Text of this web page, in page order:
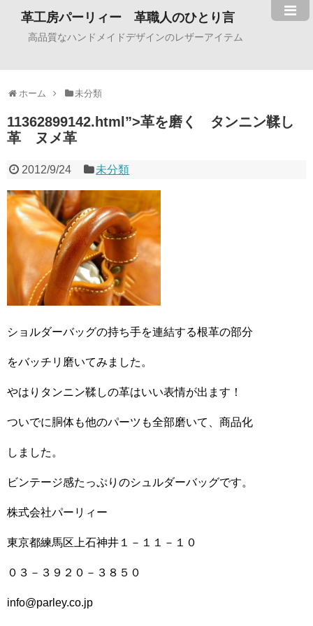
革工房パーリィー 革職人のひとり言
高品質なハンドメイドデザインのレザーアイテム
ホーム 未分類
11362899142.html”>革を磨く タンニン鞣し
革 ヌメ革
2012/9/24 未分類
ショルダーバッグの持ち手を連結する根革の部分
をバッチリ磨いてみました。
やはりタンニン鞣しの革はいい表情が出ます！
ついでに胴体も他のパーツも全部磨いて、商品化
しました。
ビンテージ感たっぷりのシュルダーバッグです。
株式会社パーリィー
東京都練馬区上石神井１－１１－１０
０３－３９２０－３８５０
info@parley.co.jp